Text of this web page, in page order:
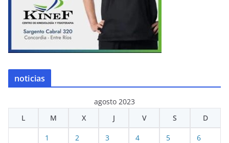
noticias
agosto 2023
L
M X J V S D
1 2 3 4 5 6